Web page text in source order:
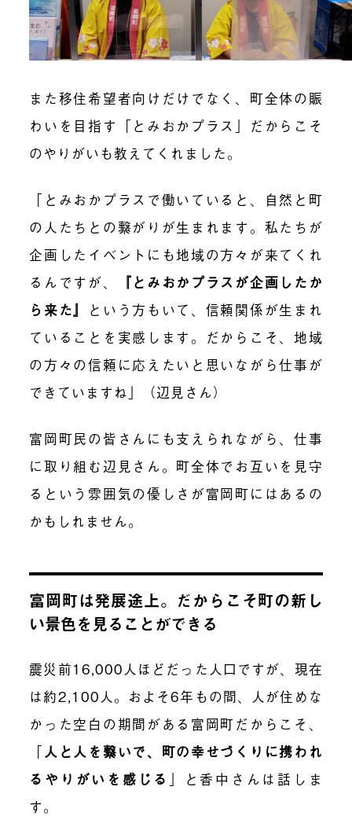
また移住希望者向けだけでなく、町全体の賑
わいを目指す「とみおかプラス」だからこそ
のやりがいも教えてくれました。
「とみおかプラスで働いていると、自然と町
の人たちとの繋がりが生まれます。私たちが
企画したイベントにも地域の方々が来てくれ
るんですが、
『とみおかプラスが企画したか
ら来た』
という方もいて、信頼関係が生まれ
ていることを実感します。だからこそ、地域
の方々の信頼に応えたいと思いながら仕事が
できていますね」（辺見さん）
富岡町民の皆さんにも支えられながら、仕事
に取り組む辺見さん。町全体でお互いを見守
るという雰囲気の優しさが富岡町にはあるの
かもしれません。
富岡町は発展途上。だからこそ町の新し
い景色を見ることができる
震災前16,000人ほどだった人口ですが、現在
は約2,100人。およそ6年もの間、人が住めな
かった空白の期間がある富岡町だからこそ、
「 人と人を繋いで、町の幸せづくりに携われ
るやりがいを感じる 」と香中さんは話しま
す。